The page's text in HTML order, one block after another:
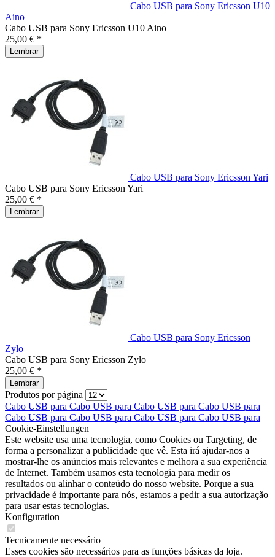
Cabo USB para Sony Ericsson U10
Aino
Cabo USB para Sony Ericsson U10 Aino
25,00 € *
Lembrar
Cabo USB para Sony Ericsson Yari
Cabo USB para Sony Ericsson Yari
25,00 € *
Lembrar
Cabo USB para Sony Ericsson
Zylo
Cabo USB para Sony Ericsson Zylo
25,00 € *
Lembrar
Produtos por página
Cabo USB para Cabo USB para Cabo USB para Cabo USB para
Cabo USB para Cabo USB para Cabo USB para Cabo USB para
Cookie-Einstellungen
Este website usa uma tecnologia, como Cookies ou Targeting, de
forma a personalizar a publicidade que vê. Esta irá ajudar-nos a
mostrar-lhe os anúncios mais relevantes e melhora a sua experiência
de Internet. Também usamos esta tecnologia para medir os
resultados ou alinhar o conteúdo do nosso website. Porque a sua
privacidade é importante para nós, estamos a pedir a sua autorização
para usar estas tecnologias.
Konfiguration
Tecnicamente necessário
Esses cookies são necessários para as funções básicas da loja.